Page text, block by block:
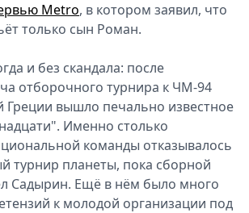
Metro, в котором заявил, что
только сын Роман.
и без скандала: после
отборочного турнира к ЧМ-94
Греции вышло печально известное
Именно столько
команды отказывалось
турнир планеты, пока сборной
Садырин. Ещё в нём было много
к молодой организации под